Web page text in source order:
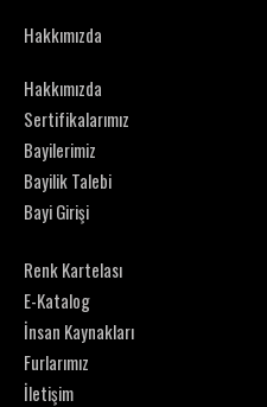
Hakkımızda
Hakkımızda
Sertifikalarımız
Bayilerimiz
Bayilik Talebi
Bayi Girişi
Renk Kartelası
E-Katalog
İnsan Kaynakları
Furlarımız
İletişim